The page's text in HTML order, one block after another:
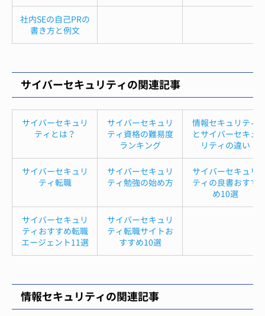
社内SEの自己PRの
書き方と例文
サイバーセキュリティの関連記事
サイバーセキュリ
ティとは？
サイバーセキュリ
ティ資格の難易度
ランキング
情報セキュリティ
とサイバーセキュ
リティの違い
サイバーセキュリ
ティ転職
サイバーセキュリ
ティ勉強の始め方
サイバーセキュリ
ティの良書おすす
め10選
サイバーセキュリ
ティおすすめ転職
エージェント11選
サイバーセキュリ
ティ転職サイトお
すすめ10選
情報セキュリティの関連記事